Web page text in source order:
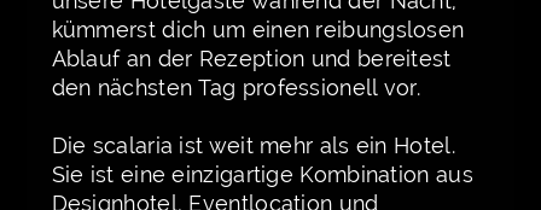
kümmerst dich um einen reibungslosen
Ablauf an der Rezeption und bereitest
den nächsten Tag professionell vor.
Die scalaria ist weit mehr als ein Hotel.
Sie ist eine einzigartige Kombination aus
Designhotel, Eventlocation und